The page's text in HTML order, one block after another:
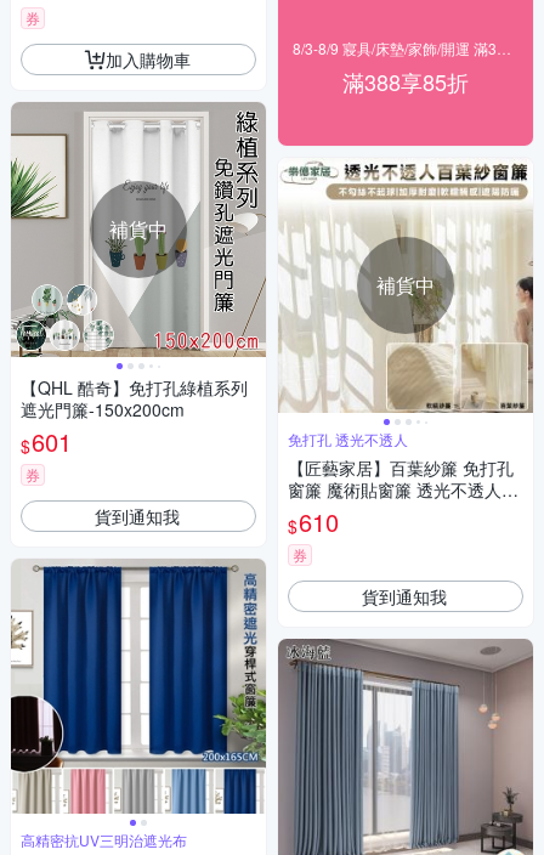
券
加入購物車
補貨中
【QHL 酷奇】免打孔綠植系列
遮光門簾-150x200cm
$601
券
貨到通知我
高精密抗UV三明治遮光布
滿388享85折
補貨中
免打孔 透光不透人
【匠藝家居】百葉紗簾 免打孔
窗簾 魔術貼窗簾 透光不透人
（紗簾 窗簾 薄窗紗）凝脂米/寬
1.3米*高1.8米【掛鉤一片】
$610
券
貨到通知我